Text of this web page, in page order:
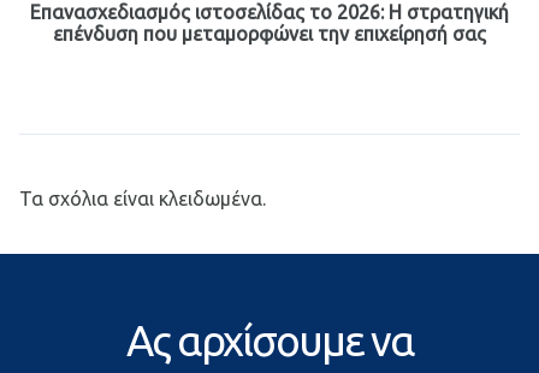
Επανασχεδιασμός ιστοσελίδας το 2026: Η στρατηγική
επένδυση που μεταμορφώνει την επιχείρησή σας
Τα σχόλια είναι κλειδωμένα.
Ας αρχίσουμε να